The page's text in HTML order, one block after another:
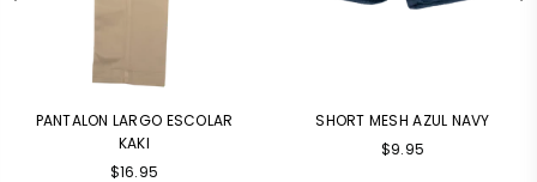
PANTALON LARGO ESCOLAR
KAKI
$16.95
SHORT MESH AZUL NAVY
Precio
$9.95